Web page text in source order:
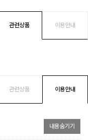
관련상품 이용안내
관련상품 이용안내
내용숨기기